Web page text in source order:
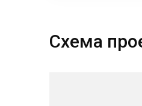
Схема